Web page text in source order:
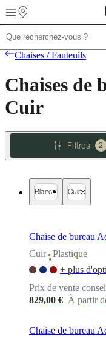
Skip to main content
MeublesCanapésChaises
Fauteuils
Tables Rangements
d’extérieurLuminaires
canapés Collections
tablesCollections
et
fauteuilsBeds
collectionsCollections
d’accessoiresCollection
Mobiliers
d'expositionPiècesSéjours
mangerChambres
espacesBureaux
Chaises / Fauteuils
Chaises de
Cuir
Filtres 2
Blanc Cuir
Chaise de bureau
Cuir
•
Plastique
+ plus
Prix de vente
829,00 € À partir
Chaise de bureau